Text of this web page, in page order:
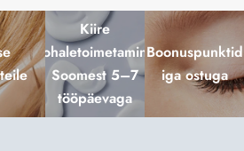
Kiire
kohaletoimetamine
Soomest 5–7
tööpäevaga
Boonuspunktid
iga ostuga